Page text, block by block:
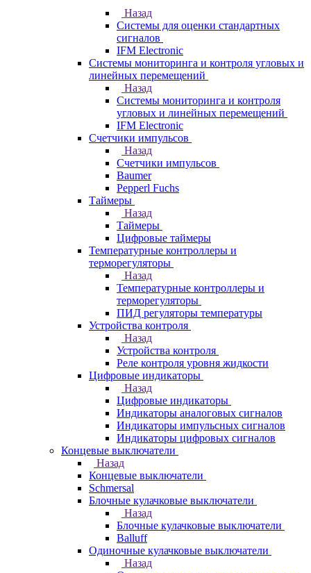
Назад
Системы для оценки стандартных
сигналов
IFM Electronic
Системы мониторинга и контроля угловых и
линейных перемещений
Назад
Системы мониторинга и контроля
угловых и линейных перемещений
IFM Electronic
Счетчики импульсов
Назад
Счетчики импульсов
Baumer
Pepperl Fuchs
Таймеры
Назад
Таймеры
Цифровые таймеры
Температурные контроллеры и
терморегуляторы
Назад
Температурные контроллеры и
терморегуляторы
ПИД регуляторы температуры
Устройства контроля
Назад
Устройства контроля
Реле контроля уровня жидкости
Цифровые индикаторы
Назад
Цифровые индикаторы
Индикаторы аналоговых сигналов
Индикаторы импульсных сигналов
Индикаторы цифровых сигналов
Концевые выключатели
Назад
Концевые выключатели
Schmersal
Блочные кулачковые выключатели
Назад
Блочные кулачковые выключатели
Balluff
Одиночные кулачковые выключатели
Назад